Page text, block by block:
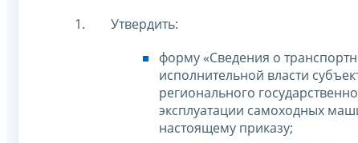
Утвердить:
форму «Сведения о
исполнительной власти
регионального
эксплуатации самоходных
настоящему приказу;